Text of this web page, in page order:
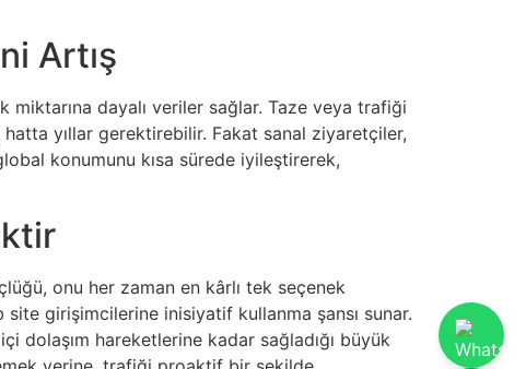
Artış
dayalı veriler sağlar. Taze veya trafiği
yıllar gerektirebilir. Fakat sanal ziyaretçiler,
konumunu kısa sürede iyileştirerek,
onu her zaman en kârlı tek seçenek
girişimcilerine inisiyatif kullanma şansı sunar.
dolaşım hareketlerine kadar sağladığı büyük